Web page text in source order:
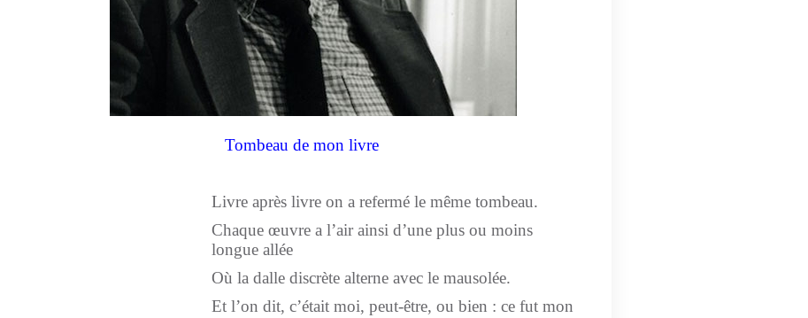
Tombeau de mon livre
Livre après livre on a refermé le même tombeau.
Chaque œuvre a l’air ainsi d’une plus ou moins
longue allée
Où la dalle discrète alterne avec le mausolée.
Et l’on dit, c’était moi, peut-être, ou bien : ce fut mon